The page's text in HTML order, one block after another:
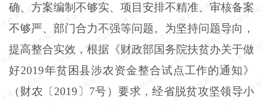
确、方案编制不够实、项目安排不精准、审核备案
不够严、部门合力不强等问题。为坚持问题导向，
提高整合实效，根据《财政部国务院扶贫办关于做
好2019年贫困县涉农资金整合试点工作的通知》
（财农〔2019〕7号）要求，经省脱贫攻坚领导小